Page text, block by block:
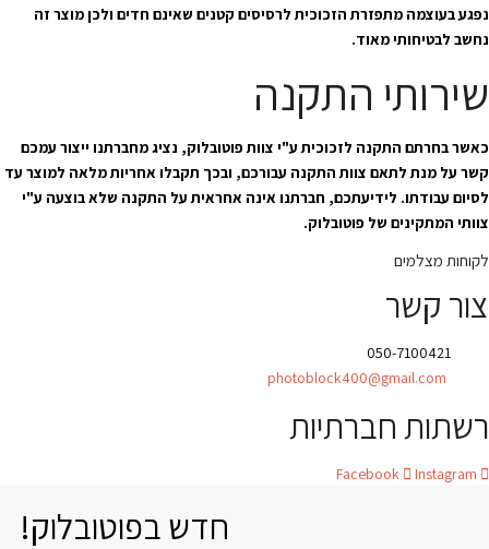
נפגע בעוצמה מתפזרת הזכוכית לרסיסים קטנים שאינם חדים ולכן מוצר זה
נחשב לבטיחותי מאוד.
שירותי התקנה
כאשר בחרתם התקנה לזכוכית ע"י צוות פוטובלוק, נציג מחברתנו ייצור עמכם
קשר על מנת לתאם צוות התקנה עבורכם, ובכך תקבלו אחריות מלאה למוצר עד
לסיום עבודתו. לידיעתכם, חברתנו אינה אחראית על התקנה שלא בוצעה ע"י
צוותי המתקינים של פוטובלוק.
לקוחות מצלמים
צור קשר
photoblock400@gmail.com
רשתות חברתיות
Facebook Instagram
חדש בפוטובלוק!